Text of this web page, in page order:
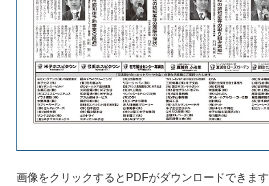
画像をクリックするとPDFがダウンロードできます